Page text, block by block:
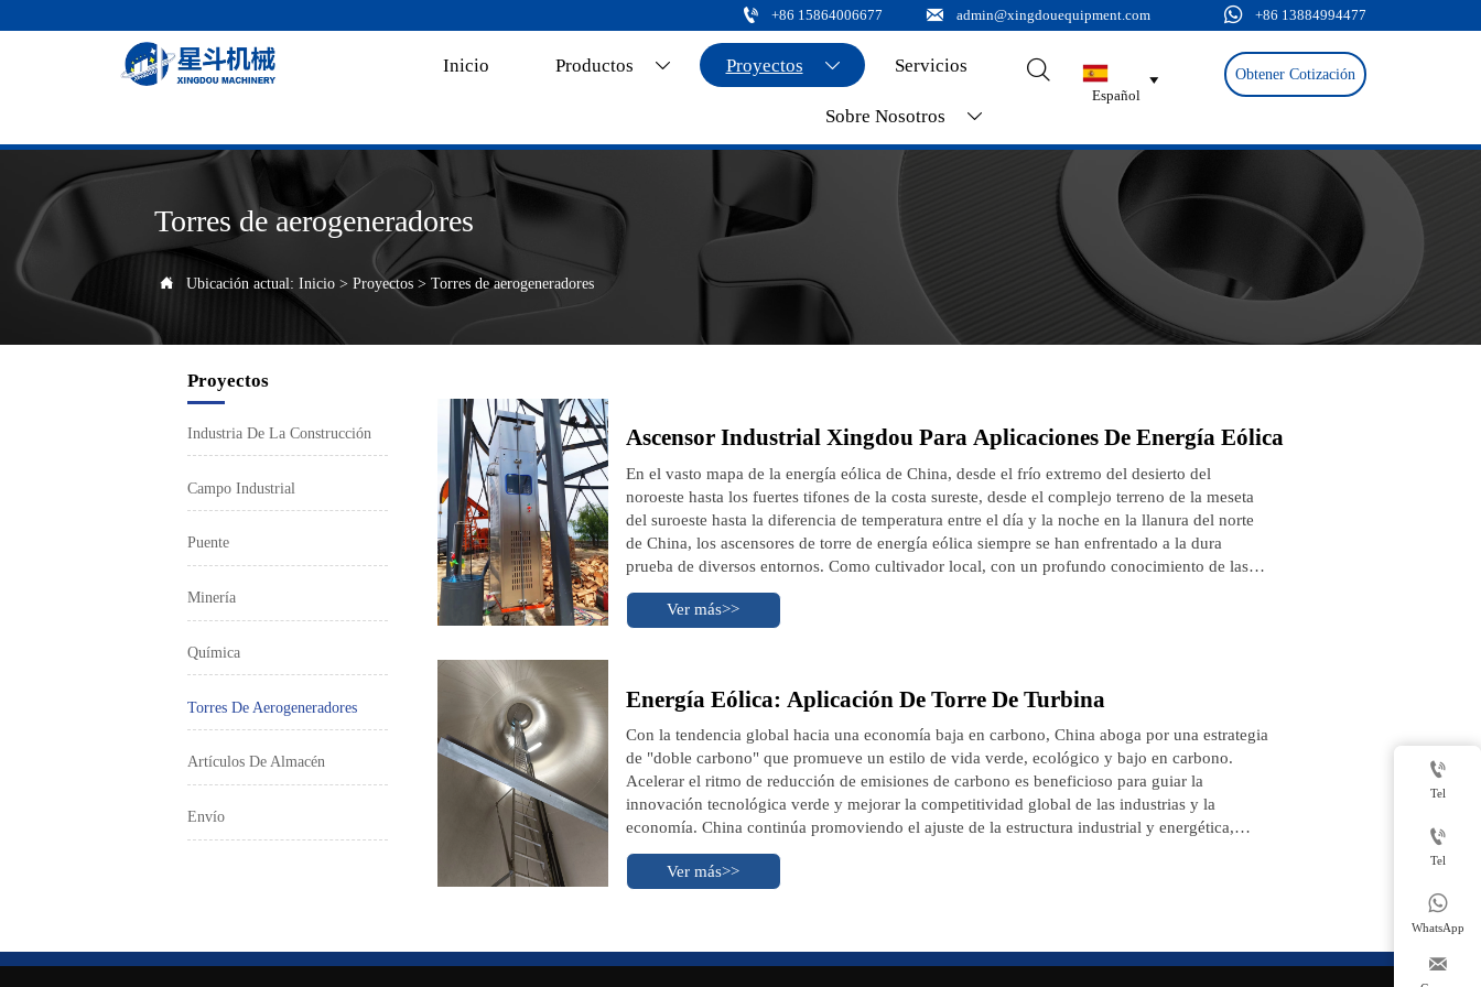
 +86 15864006677  admin@xingdouequipment.com  +86 13884994477
Inicio Productos  Proyectos  Servicios
Sobre Nosotros 

Español
 Obtener Cotización
Torres de aerogeneradores
 Ubicación actual:Inicio >Proyectos >Torres de aerogeneradores
Proyectos
Industria De La Construcción
Campo Industrial
Puente
Minería
Química
Torres De Aerogeneradores
Artículos De Almacén
Envío
Ascensor Industrial Xingdou Para Aplicaciones De Energía Eólica
En el vasto mapa de la energía eólica de China, desde el frío extremo del desierto del
noroeste hasta los fuertes tifones de la costa sureste, desde el complejo terreno de la meseta
del suroeste hasta la diferencia de temperatura entre el día y la noche en la llanura del norte
de China, los ascensores de torre de energía eólica siempre se han enfrentado a la dura
prueba de diversos entornos. Como cultivador local, con un profundo conocimiento de las
condiciones de trabajo de la energía eólica de China, nuestra empresa ha creado soluciones
de torres elevadoras para los clientes nacionales, que se están convirtiendo en socios fiables
Ver más>>
Energía Eólica: Aplicación De Torre De Turbina
Con la tendencia global hacia una economía baja en carbono, China aboga por una estrategia
de "doble carbono" que promueve un estilo de vida verde, ecológico y bajo en carbono.
Acelerar el ritmo de reducción de emisiones de carbono es beneficioso para guiar la
innovación tecnológica verde y mejorar la competitividad global de las industrias y la
economía. China continúa promoviendo el ajuste de la estructura industrial y energética,
desarrollando vigorosamente energías renovables, acelerando la planificación y construcción
de proyectos de bases eólicas a gran escala en áreas desérticas, de Gobi y desérticas, y
Ver más>>

Tel

Tel

WhatsApp
